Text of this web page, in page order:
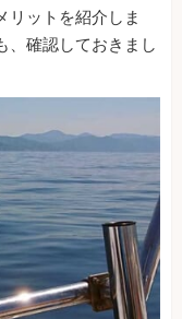
リットを紹介しま
、確認しておきまし